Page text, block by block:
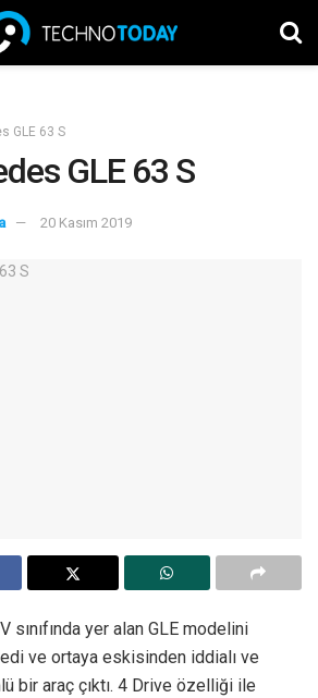
GLE 63 S
GLE 63 S
20 Kasım 2019
sınıfında yer alan GLE modelini
ve ortaya eskisinden iddialı ve
bir araç çıktı. 4 Drive özelliği ile